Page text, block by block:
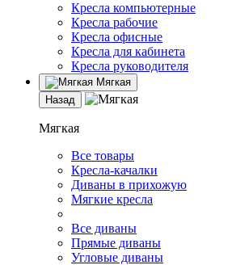
Кресла компьютерные
Кресла рабочие
Кресла офисные
Кресла для кабинета
Кресла руководителя
Мягкая
Назад
Мягкая
Все товары
Кресла-качалки
Диваны в прихожую
Мягкие кресла
Все диваны
Прямые диваны
Угловые диваны